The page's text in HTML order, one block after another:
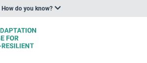
do you know?